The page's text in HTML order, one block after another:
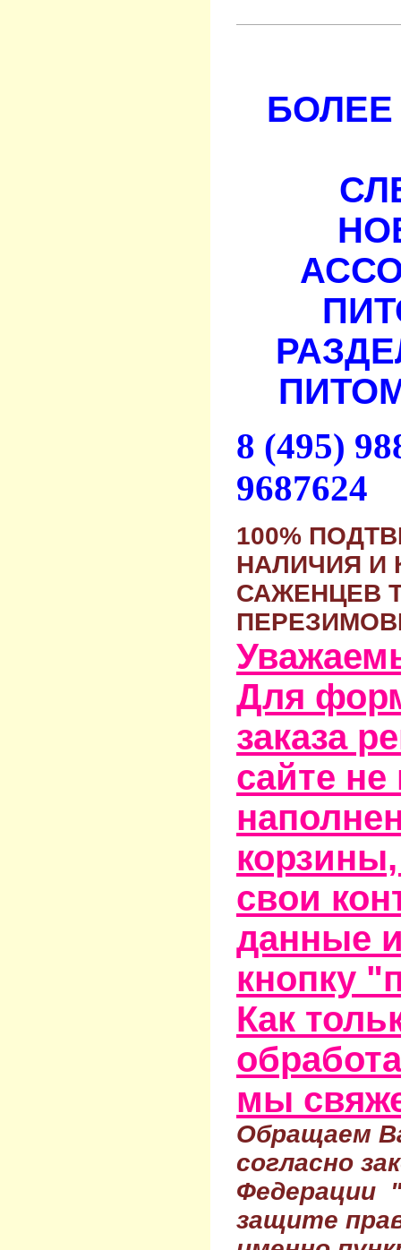
БОЛЕЕ
8 (495)
9687624
100%
НАЛИЧИЯ И
САЖЕНЦЕВ
Для
заказа
сайте
свои
данные
кнопку
Как
мы
Обращаем
согласно
Федерации
защите